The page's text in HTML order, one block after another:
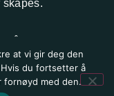
at vi gir deg den
du fortsetter å
fornøyd med den.